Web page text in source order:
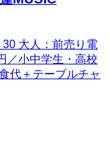
大人：前売り電
／小中学生・高校
代＋テーブルチャ